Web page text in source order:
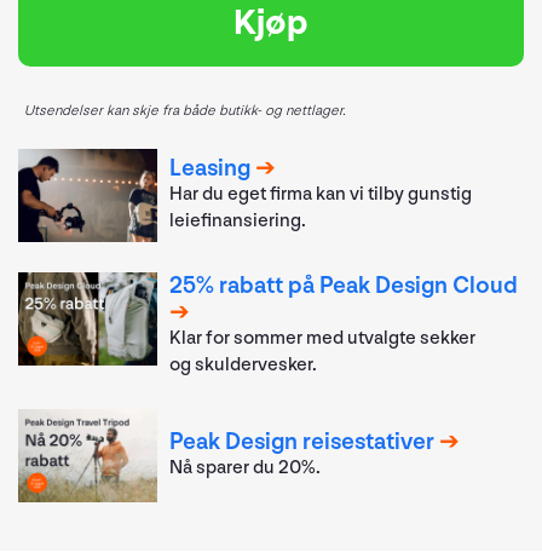
Kjøp
Utsendelser kan skje fra både butikk- og nettlager.
Leasing
Har du eget firma kan vi tilby gunstig
leiefinansiering.
25% rabatt på Peak Design Cloud
Klar for sommer med utvalgte sekker
og skuldervesker.
Peak Design reisestativer
Nå sparer du 20%.